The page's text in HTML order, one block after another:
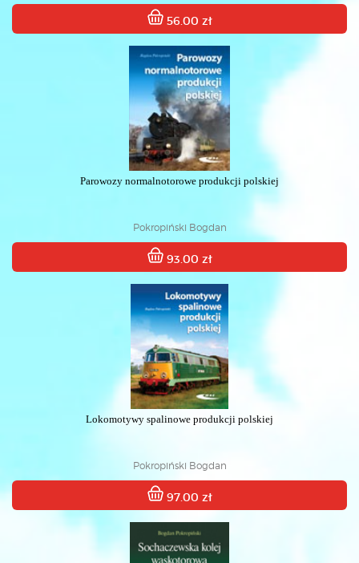
56.00 zł
Parowozy normalnotorowe produkcji polskiej
Pokropiński Bogdan
93.00 zł
Lokomotywy spalinowe produkcji polskiej
Pokropiński Bogdan
97.00 zł